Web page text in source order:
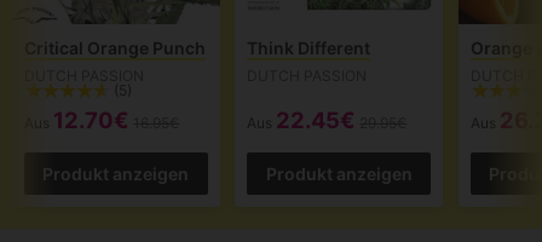
Critical Orange Punch
(5)
12.70€
Produkt anzeigen
Think Different
Aus 22.45€
Produkt anzeigen
Orange
Aus